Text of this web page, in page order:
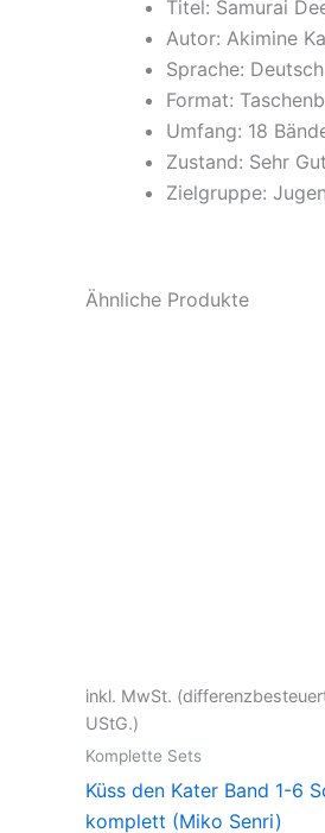
Titel: Samurai
Autor: Akimine
Sprache: Deutsch
Format:
Umfang: 18
Zustand: Sehr Gut
Zielgruppe:
Ähnliche Produkte
inkl. MwSt.
UStG.)
Komplette Sets
Küss den Kater Band 1-6
komplett (Miko Senri)